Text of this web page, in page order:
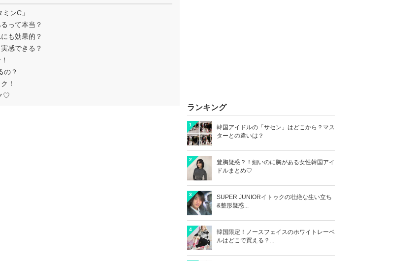
ンC」
って本当？
も効果的？
感できる？
の？
！
♡
ランキング
1
韓国アイドルの「サセン」はどこから？マス
ターとの違いは？
2
豊胸疑惑？！細いのに胸がある女性韓国アイ
ドルまとめ♡
3
SUPER JUNIORイトゥクの壮絶な生い立ち
&整形疑惑...
4
韓国限定！ノースフェイスのホワイトレーベ
ルはどこで買える？...